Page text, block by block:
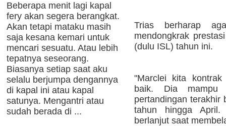
Beberapa menit lagi kapal
fery akan segera berangkat.
Akan tetapi mataku masih
saja kesana kemari untuk
mencari sesuatu. Atau lebih
tepatnya seseorang.
Biasanya setiap saat aku
selalu berjumpa dengannya
di kapal ini atau kapal
satunya. Mengantri atau
sudah berada di ...
Trias berharap
mendongkrak
(dulu ISL) tahun ini.
"Marclei kita
baik. Dia
pertandingan terakhir
tahun hingga April.
berlanjut saat